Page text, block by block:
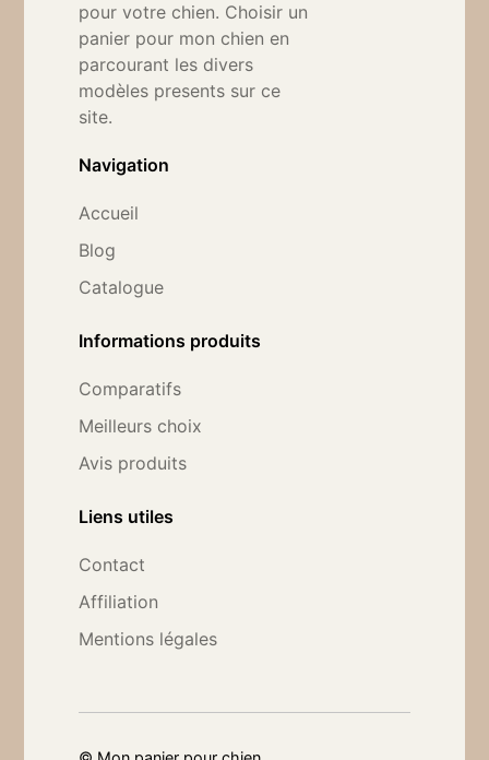
pour votre chien. Choisir un
panier pour mon chien en
parcourant les divers
modèles presents sur ce
site.
Navigation
Accueil
Blog
Catalogue
Informations produits
Comparatifs
Meilleurs choix
Avis produits
Liens utiles
Contact
Affiliation
Mentions légales